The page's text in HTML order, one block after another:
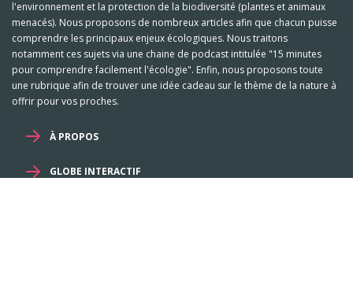
l'environnement et la protection de la biodiversité (plantes et animaux
menacés). Nous proposons de nombreux articles afin que chacun puisse
comprendre les principaux enjeux écologiques. Nous traitons
notamment ces sujets via une chaine de podcast intitulée "15 minutes
pour comprendre facilement l'écologie". Enfin, nous proposons toute
une rubrique afin de trouver une idée cadeau sur le thème de la nature à
offrir pour vos proches.
À PROPOS
GLOBE INTERACTIF